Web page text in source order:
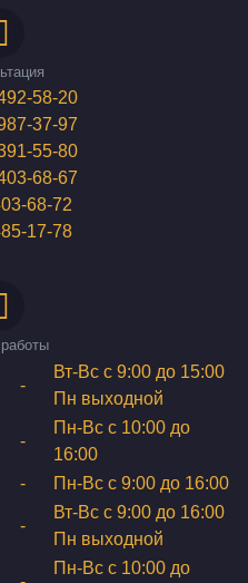
58-20
37-97
55-80
68-67
68-72
17-78
-
Вт-Вс с 9:00 до 15:00
Пн выходной
-
Пн-Вс с 10:00 до
16:00
- Пн-Вс с 9:00 до 16:00
-
Вт-Вс с 9:00 до 16:00
Пн выходной
Пн-Вс с 10:00 до